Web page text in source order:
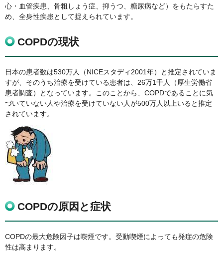
心・血管疾患、骨粗しょう症、抑うつ、糖尿病など）をもたらすた
め、全身性疾患として捉えられています。
COPDの現状
日本の患者数は530万人（NICEスタディ2001年）と推定されていま
すが、そのうち治療を受けている患者は、26万1千人（厚生労働省
患者調査）となっています。このことから、COPDであることに気
づいていない人や治療を受けていない人が500万人以上いると推定
されています。
COPDの原因と症状
COPDの最大危険因子は喫煙です。受動喫煙によっても発症の危険
性は高まります。